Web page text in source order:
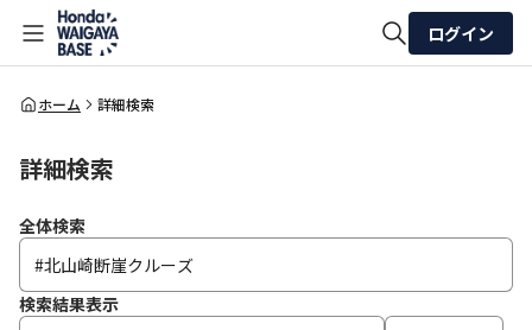
全体検索
ログイン
ホーム 詳細検索
詳細検索
全体検索
検索結果表示